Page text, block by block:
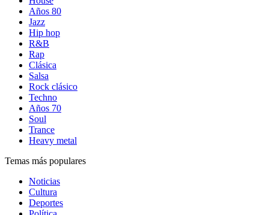
Años 80
Jazz
Hip hop
R&B
Rap
Clásica
Salsa
Rock clásico
Techno
Años 70
Soul
Trance
Heavy metal
Temas más populares
Noticias
Cultura
Deportes